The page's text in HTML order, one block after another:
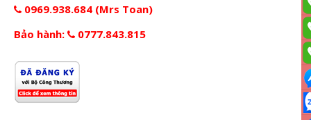
0969.938.684 (Mrs Toan)
Bảo hành:
0777.843.815